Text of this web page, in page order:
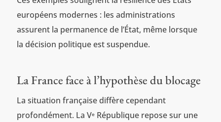
européens modernes : les administrations
assurent la permanence de l’État, même lorsque
la décision politique est suspendue.
La France face à l’hypothèse du blocage
La situation française diffère cependant
profondément. La VeRépublique repose sur une